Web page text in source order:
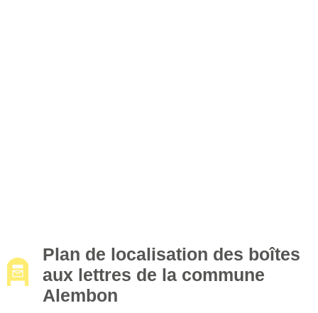
Plan de localisation des boîtes
aux lettres de la commune
Alembon